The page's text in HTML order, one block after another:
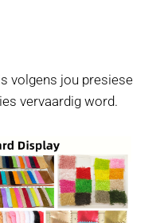
volgens jou presiese
vervaardig word.